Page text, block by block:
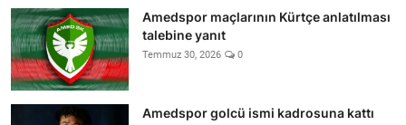
Amedspor maçlarının Kürtçe anlatılması
talebine yanıt
Temmuz 30, 2026 0
Amedspor golcü ismi kadrosuna kattı